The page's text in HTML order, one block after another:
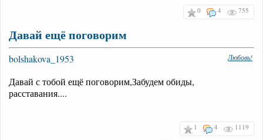
0 4 755
Давай ещё поговорим
bolshakova_1953 Любовь!
Давай с тобой ещё поговорим,Забудем обиды,
расставания....
1 4 1119